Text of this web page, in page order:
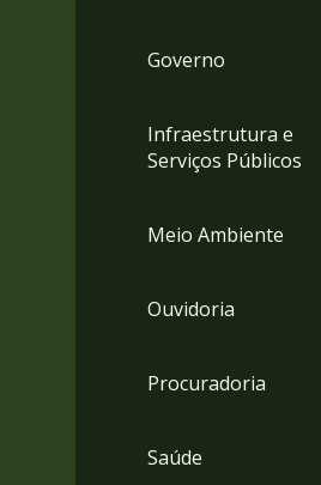
Governo
Infraestrutura e
Serviços Públicos
Meio Ambiente
Ouvidoria
Procuradoria
Saúde